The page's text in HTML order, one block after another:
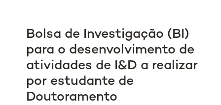
Bolsa de Investigação (BI)
para o desenvolvimento de
atividades de I&D a realizar
por estudante de
Doutoramento